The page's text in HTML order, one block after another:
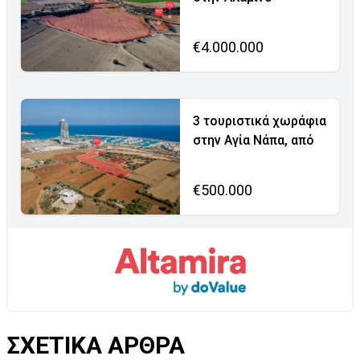
€4.000.000
3 τουριστικά χωράφια
στην Αγία Νάπα, από
€500.000
ΣΧΕΤΙΚΑ ΑΡΘΡΑ